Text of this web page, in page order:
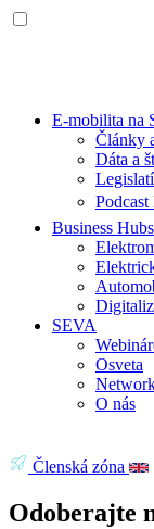
E-mobilita na
Články
Dáta a
Business Hubs
SEVA
Osveta
O nás
Členská zóna
Odoberajte